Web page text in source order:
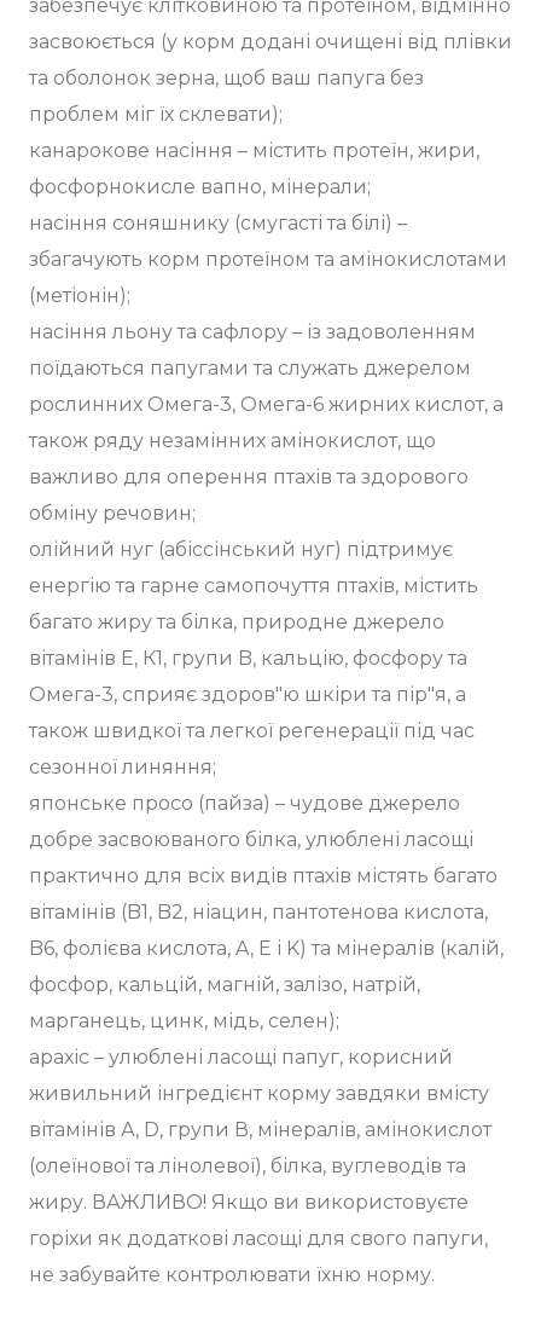
забезпечує клітковиною та протеїном, відмінно
засвоюється (у корм додані очищені від плівки
та оболонок зерна, щоб ваш папуга без
проблем міг їх склевати);
канарокове насіння – містить протеїн, жири,
фосфорнокисле вапно, мінерали;
насіння соняшнику (смугасті та білі) –
збагачують корм протеїном та амінокислотами
(метіонін);
насіння льону та сафлору – із задоволенням
поїдаються папугами та служать джерелом
рослинних Омега-3, Омега-6 жирних кислот, а
також ряду незамінних амінокислот, що
важливо для оперення птахів та здорового
обміну речовин;
олійний нуг (абіссінський нуг) підтримує
енергію та гарне самопочуття птахів, містить
багато жиру та білка, природне джерело
вітамінів E, К1, групи B, кальцію, фосфору та
Омега-3, сприяє здоров"ю шкіри та пір"я, а
також швидкої та легкої регенерації під час
сезонної линяння;
японське просо (пайза) – чудове джерело
добре засвоюваного білка, улюблені ласощі
практично для всіх видів птахів містять багато
вітамінів (B1, B2, ніацин, пантотенова кислота,
B6, фолієва кислота, A, E і K) та мінералів (калій,
фосфор, кальцій, магній, залізо, натрій,
марганець, цинк, мідь, селен);
арахіс – улюблені ласощі папуг, корисний
живильний інгредієнт корму завдяки вмісту
вітамінів А, D, групи В, мінералів, амінокислот
(олеїнової та лінолевої), білка, вуглеводів та
жиру. ВАЖЛИВО! Якщо ви використовуєте
горіхи як додаткові ласощі для свого папуги,
не забувайте контролювати їхню норму.